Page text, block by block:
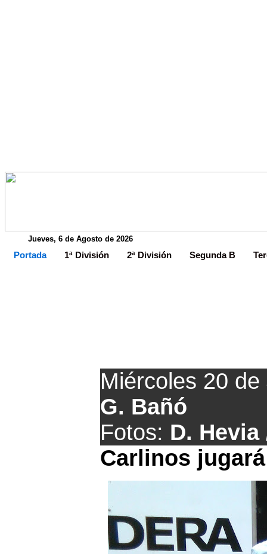
Jueves, 6 de Agosto de 2026
Portada 1ª División 2ª División Segunda B
Miércoles 20
G. Bañó
Fotos: D.
Carlinos